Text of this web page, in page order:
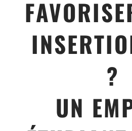
?
UN